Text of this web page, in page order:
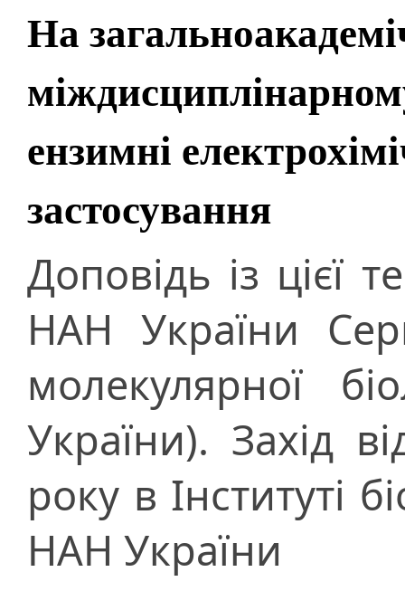
На
ензимні
застосування
Доповідь із цієї
НАН України
молекулярної
України). Захід
року в Інституті
НАН України